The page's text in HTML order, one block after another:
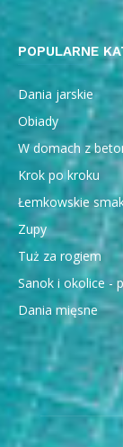
POPULARNE
Dania jarskie
Obiady
W domach z
Krok po kroku
Łemkowskie
Zupy
Tuż za rogiem
Sanok i okolice -
Dania mięsne